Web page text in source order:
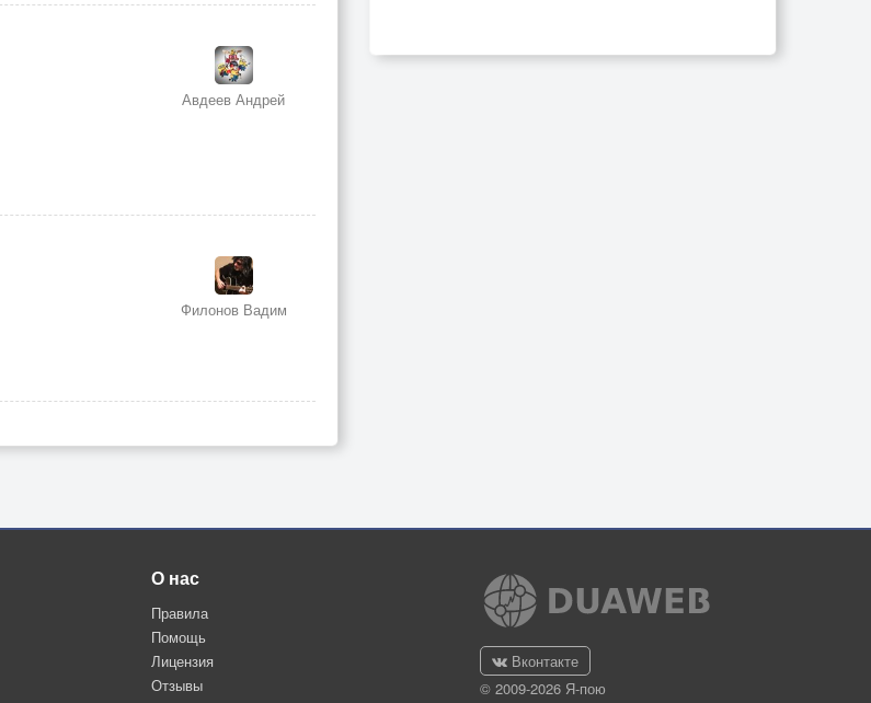
Авдеев Андрей
Филонов Вадим
О нас
Правила
Помощь
Лицензия
Отзывы
Вконтакте
© 2009-2026 Я-пою